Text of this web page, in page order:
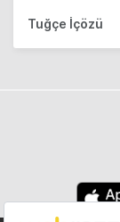
Tuğçe İçözü